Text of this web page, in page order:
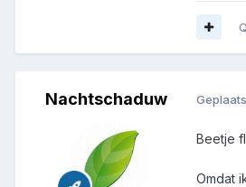
Nachtschaduw
Beetje
Omdat